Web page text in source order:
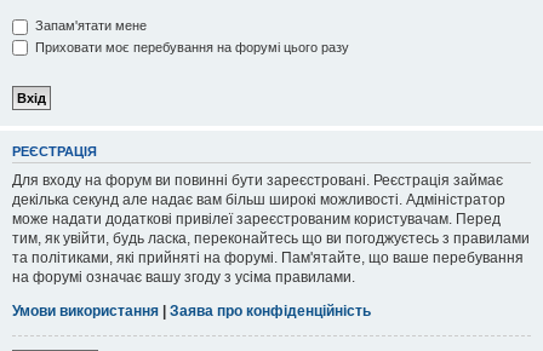
Запам'ятати мене
Приховати моє перебування на форумі цього разу
РЕЄСТРАЦІЯ
Для входу на форум ви повинні бути зареєстровані. Реєстрація займає
декілька секунд але надає вам більш широкі можливості. Адміністратор
може надати додаткові привілеї зареєстрованим користувачам. Перед
тим, як увійти, будь ласка, переконайтесь що ви погоджуєтесь з правилами
та політиками, які прийняті на форумі. Пам'ятайте, що ваше перебування
на форумі означає вашу згоду з усіма правилами.
Умови використання | Заява про конфіденційність